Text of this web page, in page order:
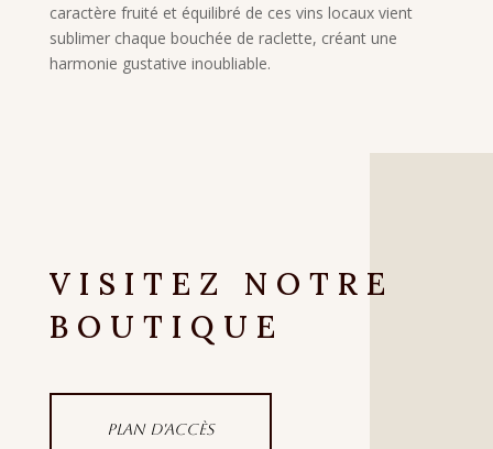
caractère fruité et équilibré de ces vins locaux vient
sublimer chaque bouchée de raclette, créant une
harmonie gustative inoubliable.
VISITEZ NOTRE
BOUTIQUE
Plan d'accès